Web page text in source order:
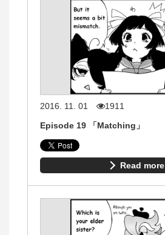
2016. 11. 01
1911
Episode 19 「Matching」
Read more